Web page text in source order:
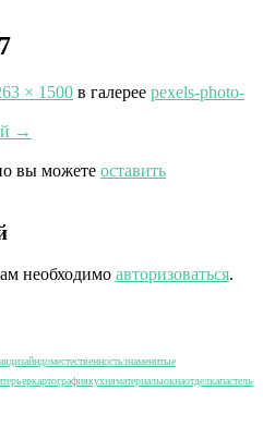
× 1500 в галерее pexels-photo-
→
вы можете оставить
необходимо авторизоваться.
дизайндоместественностьзнаменитые
картографиякухняматериалыокнаотделкапастель